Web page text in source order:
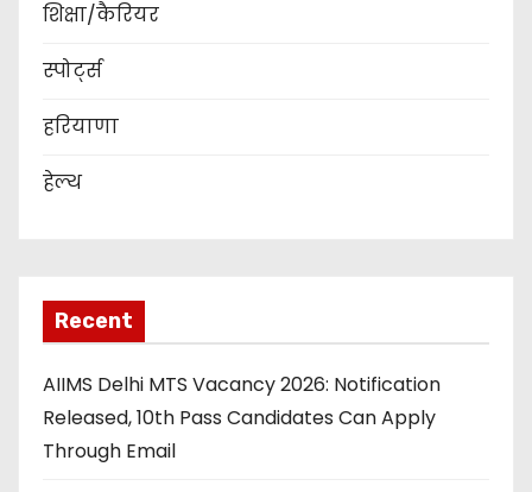
शिक्षा/कैरियर
स्पोर्ट्स
हरियाणा
हेल्थ
Recent
AIIMS Delhi MTS Vacancy 2026: Notification
Released, 10th Pass Candidates Can Apply
Through Email